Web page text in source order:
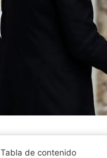
Tabla de contenido